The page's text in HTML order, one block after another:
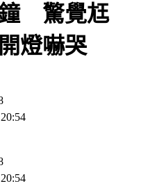
鐘 驚覺尪
燈嚇哭